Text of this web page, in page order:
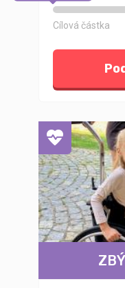
Cílová částka